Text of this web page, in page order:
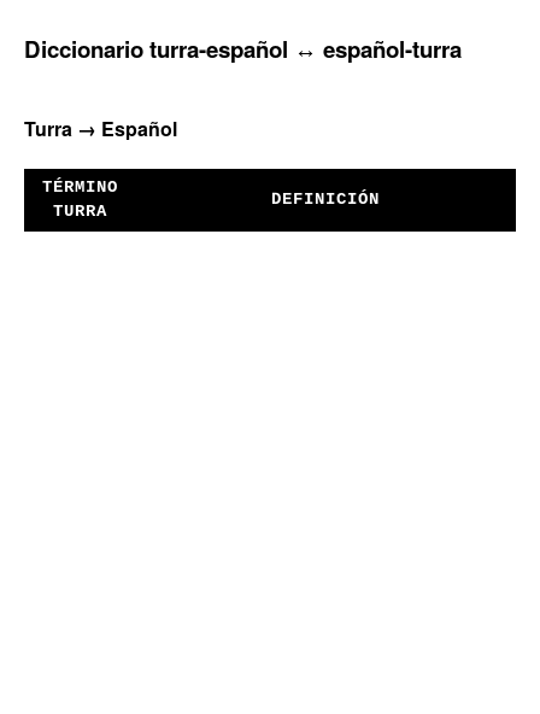
Diccionario turra-español ↔ español-turra
Turra → Español
TÉRMINO
TURRA
DEFINICIÓN